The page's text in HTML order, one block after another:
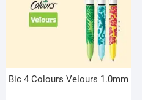
Bic 4 Colours Velours 1.0mm